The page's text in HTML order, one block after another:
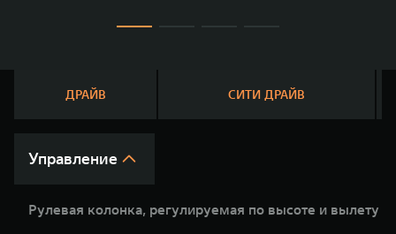
Расширяя границы комфорта
от 6 149 000 ₽
ДРАЙВ СИТИ ДРАЙВ
Управление
Рулевая колонка, регулируемая по высоте и вылету